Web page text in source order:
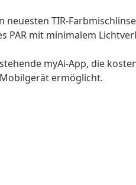
TIR-
PAR mit minimalem
myAi-App, die
ermöglicht.